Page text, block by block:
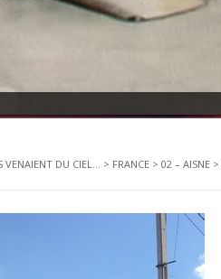
VENAIENT DU CIEL... > FRANCE > 02 – AISNE >